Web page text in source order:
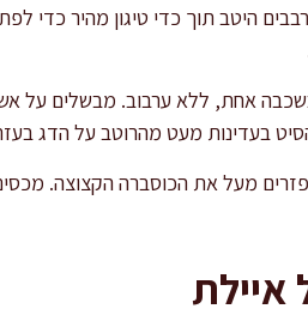
היטב תוך כדי טיגון מהיר כדי
בעדינות מעט מהרוטב על הדג